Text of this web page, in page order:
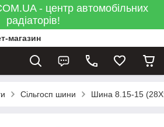
- центр автомобільних
радіаторів!
магазин
Сільгосп шини Шина 8.15-15